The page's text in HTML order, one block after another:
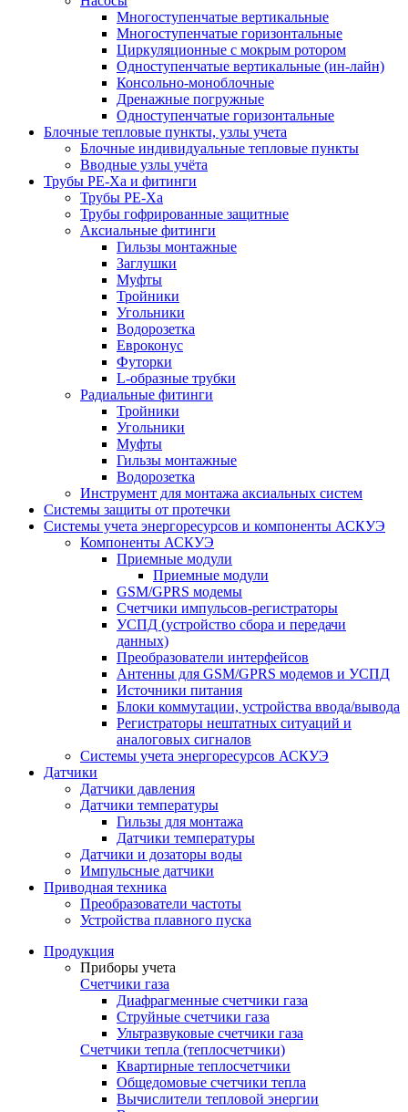
Многоступенчатые вертикальные
Многоступенчатые горизонтальные
Циркуляционные с мокрым ротором
Одноступенчатые вертикальные (ин-лайн)
Консольно-моноблочные
Дренажные погружные
Одноступенчатые горизонтальные
Блочные тепловые пункты, узлы учета
Блочные индивидуальные тепловые пункты
Вводные узлы учёта
Трубы РЕ-Ха и фитинги
Трубы РЕ-Ха
Трубы гофрированные защитные
Аксиальные фитинги
Гильзы монтажные
Заглушки
Муфты
Тройники
Угольники
Водорозетка
Евроконус
Футорки
L-образные трубки
Радиальные фитинги
Тройники
Угольники
Муфты
Гильзы монтажные
Водорозетка
Инструмент для монтажа аксиальных систем
Системы защиты от протечки
Системы учета энергоресурсов и компоненты АСКУЭ
Компоненты АСКУЭ
Приемные модули
Приемные модули
GSM/GPRS модемы
Счетчики импульсов-регистраторы
УСПД (устройство сбора и передачи
данных)
Преобразователи интерфейсов
Антенны для GSM/GPRS модемов и УСПД
Источники питания
Блоки коммутации, устройства ввода/вывода
Регистраторы нештатных ситуаций и
аналоговых сигналов
Системы учета энергоресурсов АСКУЭ
Датчики
Датчики давления
Датчики температуры
Гильзы для монтажа
Датчики температуры
Датчики и дозаторы воды
Импульсные датчики
Приводная техника
Преобразователи частоты
Устройства плавного пуска
Продукция
Приборы учета
Счетчики газа
Диафрагменные счетчики газа
Струйные счетчики газа
Ультразвуковые счетчики газа
Счетчики тепла (теплосчетчики)
Квартирные теплосчетчики
Общедомовые счетчики тепла
Вычислители тепловой энергии